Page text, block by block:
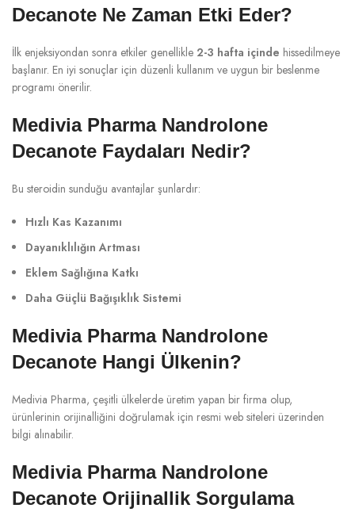
Decanote Ne Zaman Etki Eder?
İlk enjeksiyondan sonra etkiler genellikle 2-3 hafta içinde hissedilmeye
başlanır. En iyi sonuçlar için düzenli kullanım ve uygun bir beslenme
programı önerilir.
Medivia Pharma Nandrolone
Decanote Faydaları Nedir?
Bu steroidin sunduğu avantajlar şunlardır:
Hızlı Kas Kazanımı
Dayanıklılığın Artması
Eklem Sağlığına Katkı
Daha Güçlü Bağışıklık Sistemi
Medivia Pharma Nandrolone
Decanote Hangi Ülkenin?
Medivia Pharma, çeşitli ülkelerde üretim yapan bir firma olup,
ürünlerinin orijinalliğini doğrulamak için resmi web siteleri üzerinden
bilgi alınabilir.
Medivia Pharma Nandrolone
Decanote Orijinallik Sorgulama